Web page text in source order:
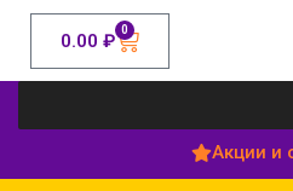
0.00 ₽ 0
Акции и